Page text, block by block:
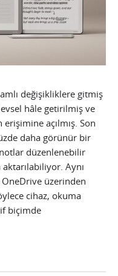
değişikliklere gitmiş
hâle getirilmiş ve
erişimine açılmış. Son
daha görünür bir
düzenlenebilir
Aynı
üzerinden
cihaz, okuma
biçimde